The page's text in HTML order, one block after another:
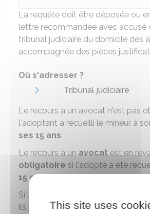
La requête doit être déposée ou
lettre recommandée avec accusé
tribunal judiciaire du domicile des
accompagnée des pièces
Où s'adresser ?
Tribunal judiciaire
Le recours à un avocat n'est pas
l'adoptant a recueilli le mineur à
ses 15 ans.
Le recours à unavocatest en
obligatoire si l'adopté a été
15 ans.
Si les ressources des adoptants
ils peuvent demander à bénéficier
This site uses